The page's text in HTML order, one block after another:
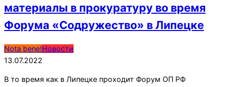
материалы в прокуратуру во время
Форума «Содружество» в Липецке
2022-
07-
Nota bene!Новости
13.07.2022
В то время как в Липецке проходит Форум ОП РФ